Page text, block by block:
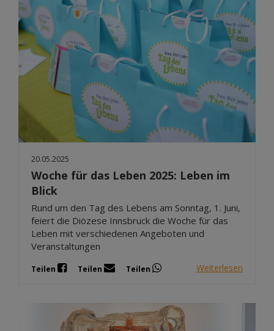
20.05.2025
Woche für das Leben 2025: Leben im
Blick
Rund um den Tag des Lebens am Sonntag, 1. Juni,
feiert die Diözese Innsbruck die Woche für das
Leben mit verschiedenen Angeboten und
Veranstaltungen
Teilen Teilen Teilen Weiterlesen